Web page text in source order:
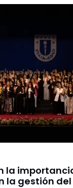
la
la gestión